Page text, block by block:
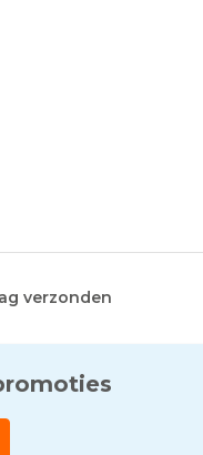
verzonden